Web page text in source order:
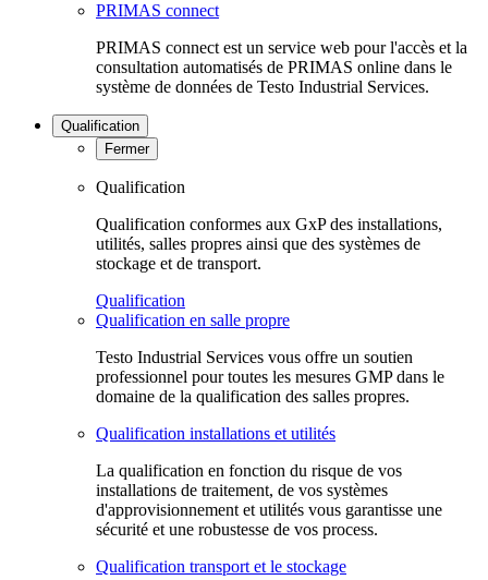
PRIMAS connect
PRIMAS connect est un service web pour l'accès et la
consultation automatisés de PRIMAS online dans le
système de données de Testo Industrial Services.
Qualification
Fermer
Qualification
Qualification conformes aux GxP des installations,
utilités, salles propres ainsi que des systèmes de
stockage et de transport.
Qualification
Qualification en salle propre
Testo Industrial Services vous offre un soutien
professionnel pour toutes les mesures GMP dans le
domaine de la qualification des salles propres.
Qualification installations et utilités
La qualification en fonction du risque de vos
installations de traitement, de vos systèmes
d'approvisionnement et utilités vous garantisse une
sécurité et une robustesse de vos process.
Qualification transport et le stockage